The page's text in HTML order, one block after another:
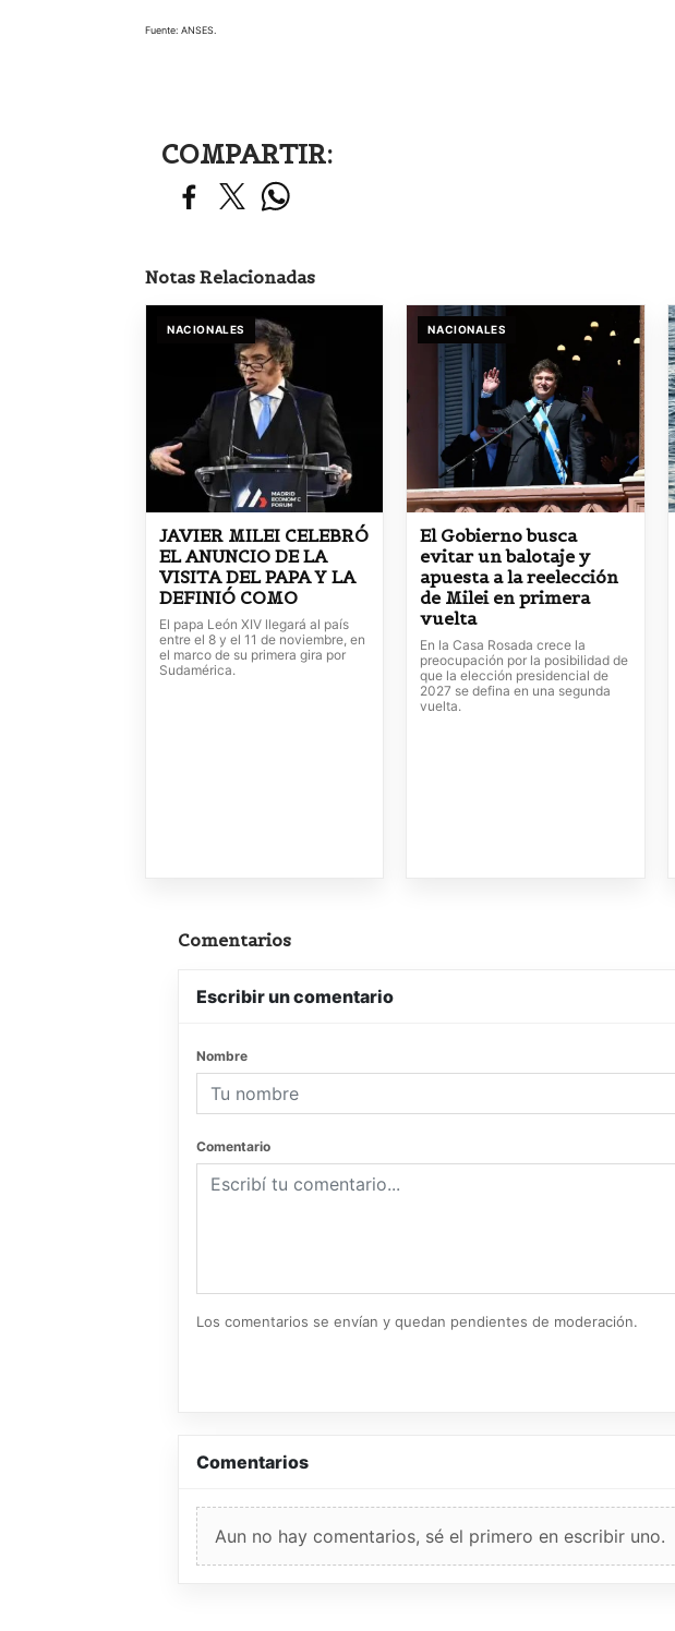
Fuente: ANSES.
COMPARTIR:
Notas Relacionadas
NACIONALES
JAVIER MILEI CELEBRÓ
EL ANUNCIO DE LA
VISITA DEL PAPA Y LA
DEFINIÓ COMO
El papa León XIV llegará al país
entre el 8 y el 11 de noviembre, en
el marco de su primera gira por
Sudamérica.
NACIONALES
El Gobierno busca
evitar un balotaje y
apuesta a la reelección
de Milei en primera
vuelta
En la Casa Rosada crece la
preocupación por la posibilidad de
que la elección presidencial de
2027 se defina en una segunda
vuelta.
Comentarios
Escribir un comentario
Nombre
Comentario
Los comentarios se envían y quedan pendientes de moderación.
Comentarios
Aun no hay comentarios, sé el primero en escribir uno.